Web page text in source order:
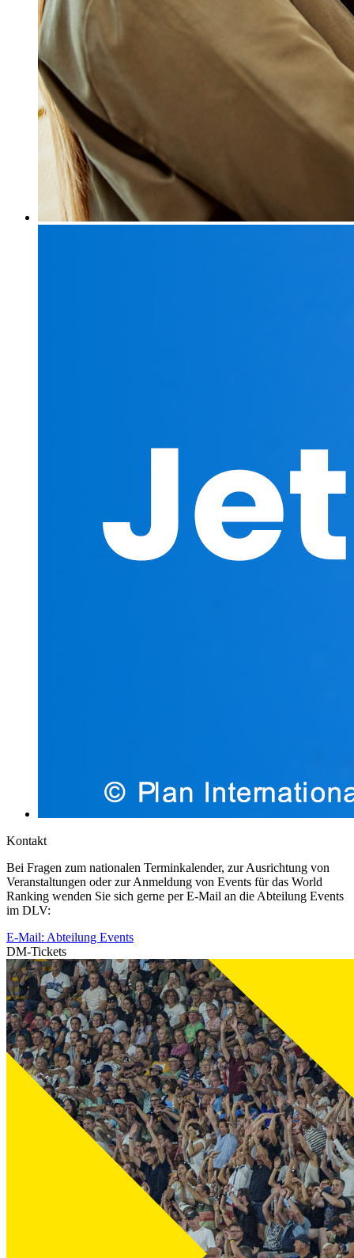
Kontakt
Bei Fragen zum nationalen Terminkalender, zur Ausrichtung von
Veranstaltungen oder zur Anmeldung von Events für das World
Ranking wenden Sie sich gerne per E-Mail an die Abteilung Events
im DLV:
E-Mail: Abteilung Events
DM-Tickets